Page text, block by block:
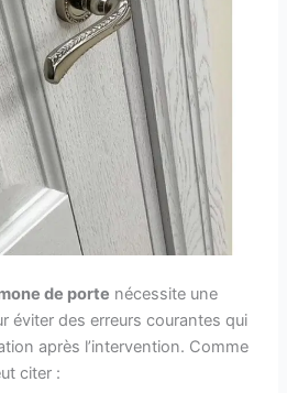
de porte nécessite une
éviter des erreurs courantes qui
après l’intervention. Comme
citer :